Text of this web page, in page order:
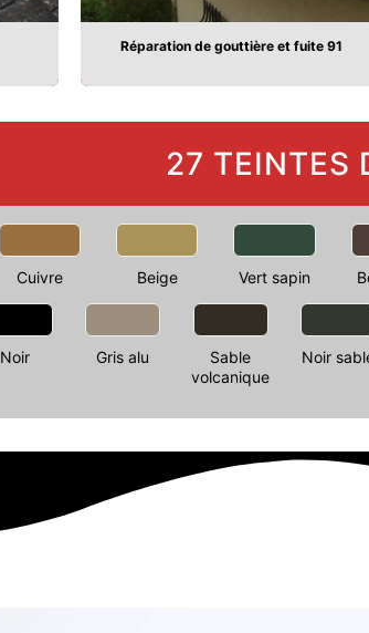
Réparation de gouttière et fuite 91
27 TEINTES
Cuivre Beige Vert sapin
Noir Gris alu
Sable
volcanique
Noir